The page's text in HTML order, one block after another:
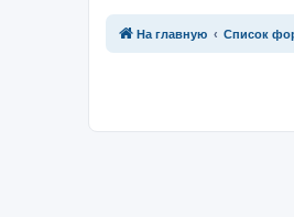
На главную Список
Связаться с